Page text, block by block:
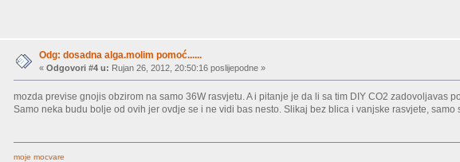
Odg: dosadna alga.molim pomoć......
«Odgovori #4 u: Rujan 26, 2012, 20:50:16 poslijepodne »
mozda previse gnojis obzirom na samo 36W rasvjetu. A i pitanje je da li sa tim DIY CO2 zadovoljavas
Samo neka budu bolje od ovih jer ovdje se i ne vidi bas nesto. Slikaj bez blica i vanjske rasvjete,
moje mocvare